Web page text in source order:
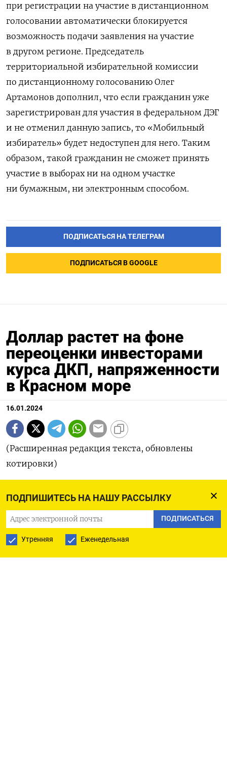
ПОДПИШИТЕСЬ НА НАШУ РАССЫЛКУ
ПОДПИСАТЬСЯ
Утренняя Еженедельная
при регистрации на участие в дистанционном
голосовании автоматически блокируется
возможность подачи заявления на участие
в другом регионе. Председатель
территориальной избирательной комиссии
по дистанционному голосованию Олег
Артамонов дополнил, что если гражданин уже
зарегистрирован для участия в федеральном ДЭГ
и не отменил данную запись, то «Мобильный
избиратель» будет недоступен для него. Таким
образом, такой гражданин не сможет принять
участие в выборах ни на одном участке
ни бумажным, ни электронным способом.
ПОДПИСАТЬСЯ НА ТЕЛЕГРАМ
ПОДПИСАТЬСЯ В GOOGLE
Доллар растет на фоне
переоценки инвесторами
курса ДКП, напряженности
в Красном море
16.01.2024
(Расширенная редакция текста, обновлены
котировки)
СИНГАПУР, 16 янв (Рейтер) - Доллар укрепляется
во вторник: инвесторы уменьшили ожидания о
скором снижении стоимости заимствований в
США после ястребиных комментариев